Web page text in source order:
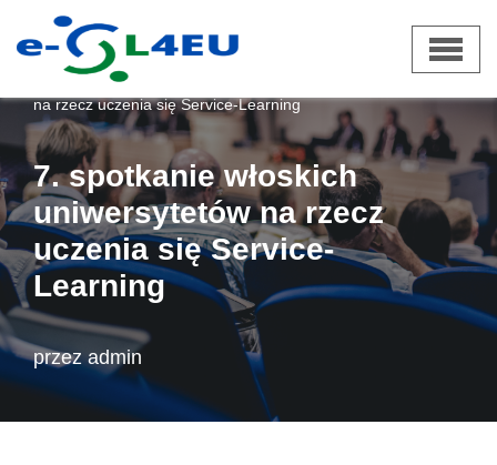
Przejdź
do
treści
e-SL4EU»Aktualności 7. spotkanie włoskich uniwersytetów
na rzecz uczenia się Service-Learning
7. spotkanie włoskich
uniwersytetów na rzecz
uczenia się Service-
Learning
przezadmin